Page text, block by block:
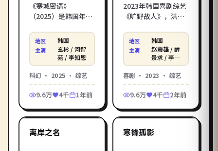
《寒城密语》
（2025）是韩国年度
沧东执导，玄彬、河
智苑领衔主演——海
平面上升后的水上城
市里，机械师与潜水
员追查失踪的星辰
图。影库提供《寒城
密语》电影在线观看
高清完整版，免费在
线观看电影一键直
达，HD 流畅画质支持
手机电脑播放。
地区 韩国
主演
玄彬 / 河智
苑 / 李知恩
科幻 · 2025 · 综艺
9.6万 4千 1年前
2023年韩国喜剧综艺
《旷野故人》，洪常
景求 / 李善均倾情演
绎。便利店深夜班的
三个打工人，意外撞
见全城最荒诞的盗窃
案。在影库电影在线
观看_在线观看电影，
无广告免费高清在线
观看。
地区 韩国
主演
赵震雄 / 薛
景求 / 李善
均 等
喜剧 · 2023 · 综艺
9.6万 4千 2年前
热门
离岸之名 热门
寒锋孤影